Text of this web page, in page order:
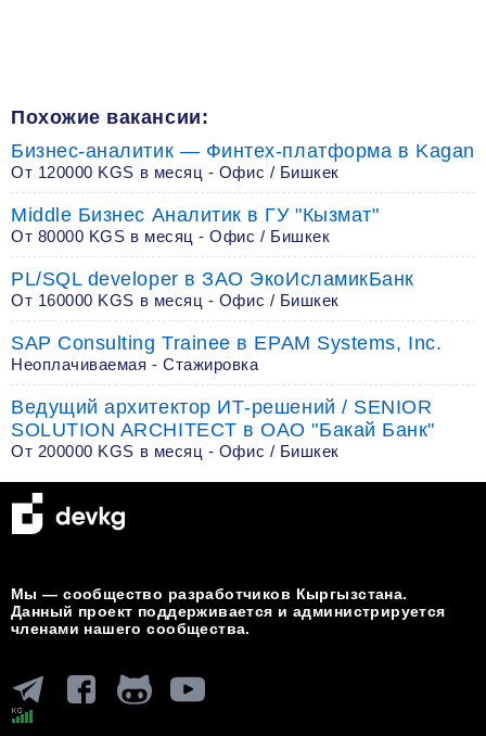
Похожие вакансии:
Бизнес-аналитик — Финтех-платформа в Kagan
От 120000 KGS в месяц - Офис / Бишкек
Middle Бизнес Аналитик в ГУ "Кызмат"
От 80000 KGS в месяц - Офис / Бишкек
PL/SQL developer в ЗАО ЭкоИсламикБанк
От 160000 KGS в месяц - Офис / Бишкек
SAP Consulting Trainee в EPAM Systems, Inc.
Неоплачиваемая - Стажировка
Ведущий архитектор ИТ-решений / SENIOR
SOLUTION ARCHITECT в ОАО "Бакай Банк"
От 200000 KGS в месяц - Офис / Бишкек
Мы — сообщество разработчиков Кыргызстана.
Данный проект поддерживается и администрируется
членами нашего сообщества.